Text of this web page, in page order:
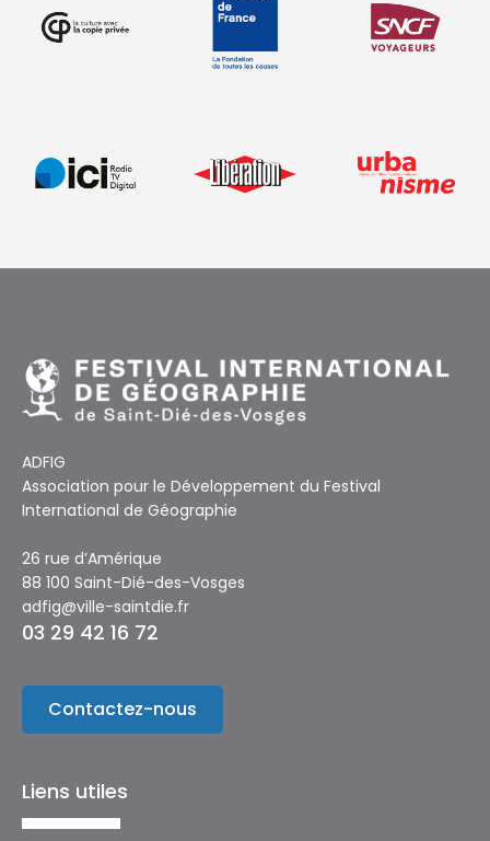
ADFIG
Association pour le Développement du Festival
International de Géographie
26 rue d’Amérique
88 100 Saint-Dié-des-Vosges
adfig@ville-saintdie.fr
03 29 42 16 72
Contactez-nous
Liens utiles